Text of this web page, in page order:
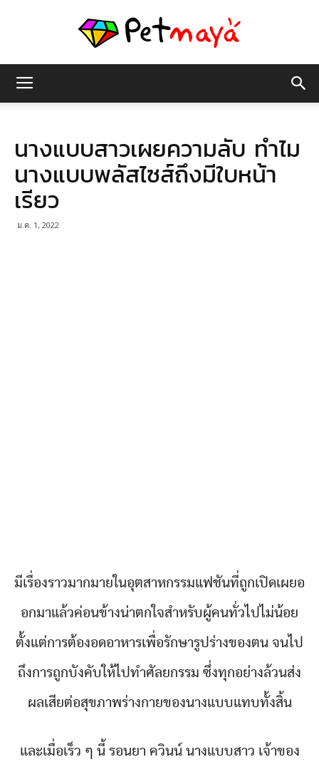
มายา
นางแบบสาวเผยความลับ ทำไม
นางแบบพลัสไซส์ถึงมีใบหน้า
เรียว
ม.ค. 1, 2022
มีเรื่องราวมากมายในอุตสาหกรรมแฟชันที่ถูกเปิดเผยอ
อกมาแล้วค่อนข้างน่าตกใจสำหรับผู้คนทั่วไปไม่น้อย
ตั้งแต่การต้องอดอาหารเพื่อรักษารูปร่างของตน จนไป
ถึงการถูกบังคับให้ไปทำศัลยกรรม ซึ่งทุกอย่างล้วนส่ง
ผลเสียต่อสุขภาพร่างกายของนางแบบแทบทั้งสิ้น
และเมื่อเร็ว ๆ นี้ รอนยา ควินน์ นางแบบสาว เจ้าของ